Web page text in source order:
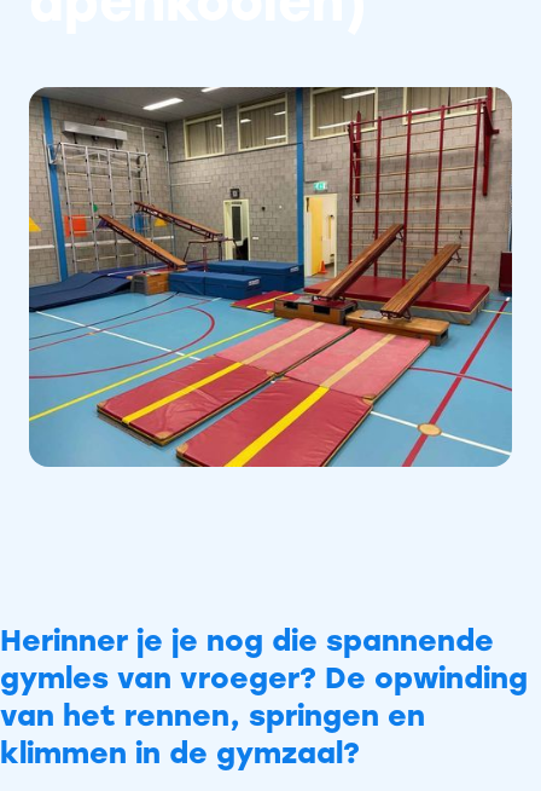
Herinner je je nog die spannende
gymles van vroeger? De opwinding
van het rennen, springen en
klimmen in de gymzaal?